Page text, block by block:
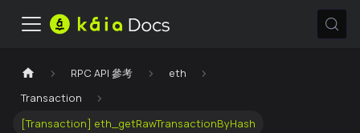
RPC API 參考
eth
Transaction
[Transaction] eth_getRawTransactionByHash